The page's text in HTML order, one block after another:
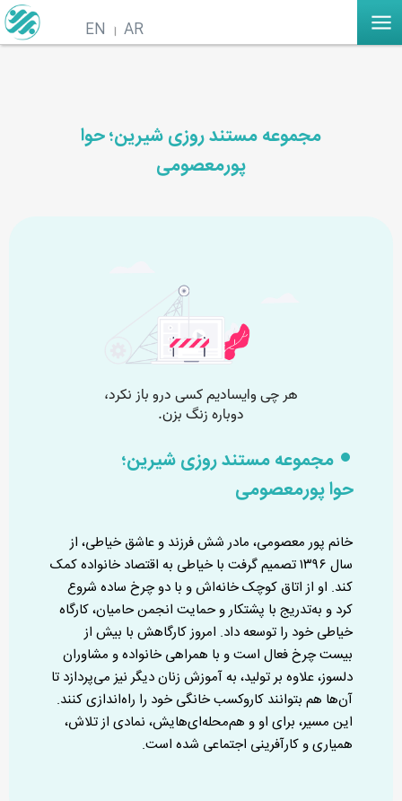
AR
EN
مجموعه مستند روزی شیرین؛ حوا
پورمعصومی
مجموعه مستند روزی شیرین؛
حوا پورمعصومی
خانم پور معصومی، مادر شش‌ فرزند و عاشق خیاطی، از
سال ۱۳۹۶ تصمیم گرفت با خیاطی به اقتصاد خانواده کمک
کند. او از اتاق کوچک خانه‌اش و با دو چرخ ساده شروع
کرد و به‌تدریج با پشتکار و حمایت انجمن حامیان، کارگاه
خیاطی خود را توسعه داد. امروز کارگاهش با بیش از
بیست چرخ فعال است و با همراهی خانواده و مشاوران
دلسوز، علاوه بر تولید، به آموزش زنان دیگر نیز می‌پردازد تا
آن‌ها هم بتوانند کاروکسب خانگی خود را راه‌اندازی کنند.
این مسیر، برای او و هم‌محله‌ای‌هایش، نمادی از تلاش،
همیاری و کارآفرینی اجتماعی شده است.